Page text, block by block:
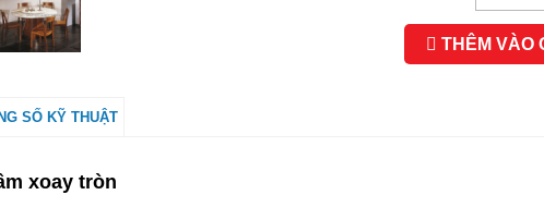
THÊM VÀO
SỐ KỸ THUẬT
xoay tròn